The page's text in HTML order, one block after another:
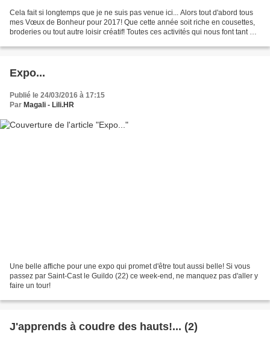
Cela fait si longtemps que je ne suis pas venue ici... Alors tout d'abord tous
mes Vœux de Bonheur pour 2017! Que cette année soit riche en cousettes,
broderies ou tout autre loisir créatif! Toutes ces activités qui nous font tant de
Expo...
Publié le 24/03/2016 à 17:15
Par Magali - Lili.HR
Une belle affiche pour une expo qui promet d'être tout aussi belle! Si vous
passez par Saint-Cast le Guildo (22) ce week-end, ne manquez pas d'aller y
faire un tour!
J'apprends à coudre des hauts!... (2)